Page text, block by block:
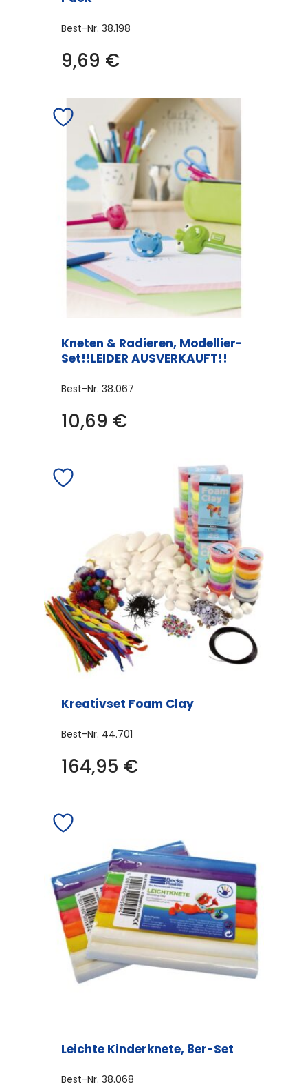
Best-Nr. 38.198
9,69 €
Kneten & Radieren, Modellier-
Set!!LEIDER AUSVERKAUFT!!
Best-Nr. 38.067
10,69 €
mehrere
Varianten
auf.
Die
Optionen
können
auf
der
Produktseite
Kreativset Foam Clay
Best-Nr. 44.701
164,95 €
Leichte Kinderknete, 8er-Set
Best-Nr. 38.068